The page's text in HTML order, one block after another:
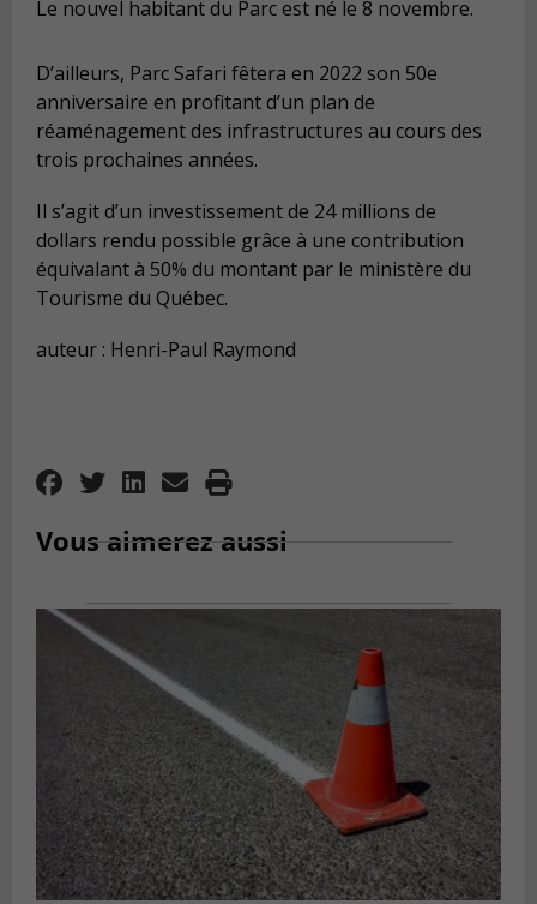
Le nouvel habitant du Parc est né le 8 novembre.
D’ailleurs, Parc Safari fêtera en 2022 son 50e
anniversaire en profitant d’un plan de
réaménagement des infrastructures au cours des
trois prochaines années.
Il s’agit d’un investissement de 24 millions de
dollars rendu possible grâce à une contribution
équivalant à 50% du montant par le ministère du
Tourisme du Québec.
auteur : Henri-Paul Raymond
Vous aimerez aussi